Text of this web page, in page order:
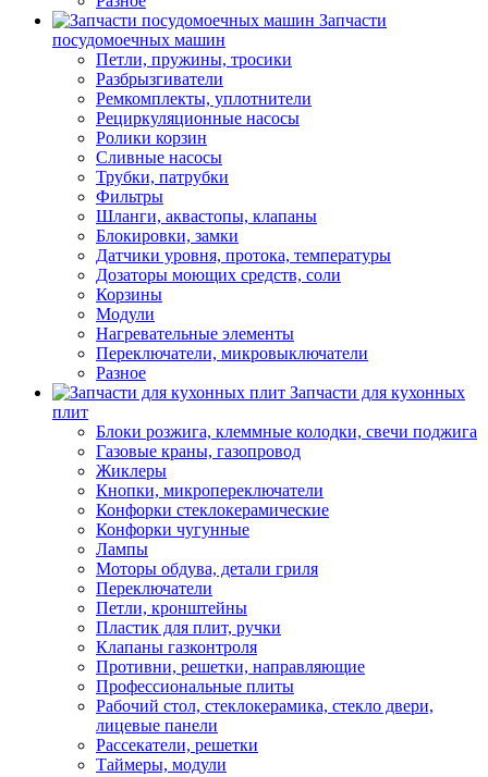
Запчасти
посудомоечных машин
Петли, пружины, тросики
Разбрызгиватели
Ремкомплекты, уплотнители
Рециркуляционные насосы
Ролики корзин
Сливные насосы
Трубки, патрубки
Фильтры
Шланги, аквастопы, клапаны
Блокировки, замки
Датчики уровня, протока, температуры
Дозаторы моющих средств, соли
Корзины
Модули
Нагревательные элементы
Переключатели, микровыключатели
Разное
Запчасти для кухонных
плит
Блоки розжига, клеммные колодки, свечи поджига
Газовые краны, газопровод
Жиклеры
Кнопки, микропереключатели
Конфорки стеклокерамические
Конфорки чугунные
Лампы
Моторы обдува, детали гриля
Переключатели
Петли, кронштейны
Пластик для плит, ручки
Клапаны газконтроля
Противни, решетки, направляющие
Профессиональные плиты
Рабочий стол, стеклокерамика, стекло двери,
лицевые панели
Рассекатели, решетки
Таймеры, модули